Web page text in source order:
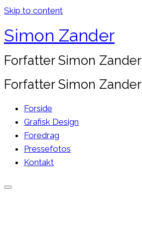
Skip to content
Simon Zander
Forfatter Simon Zander
Forfatter Simon Zander
Forside
Grafisk Design
Foredrag
Pressefotos
Kontakt